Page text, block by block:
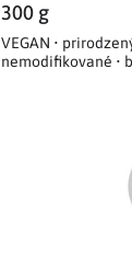
300 g
VEGAN •
nemodifikované •